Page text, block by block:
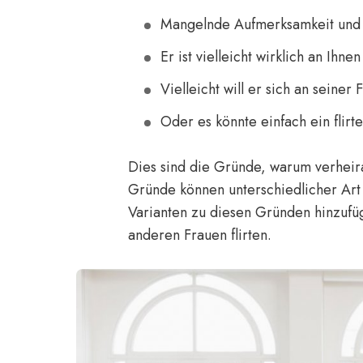
Mangelnde Aufmerksamkeit
Er ist vielleicht wirklich an
Vielleicht will er sich an seiner
Oder es könnte einfach ein
Dies sind die Gründe, warum
Gründe können unterschiedlicher
Varianten zu diesen Gründen
anderen Frauen flirten.